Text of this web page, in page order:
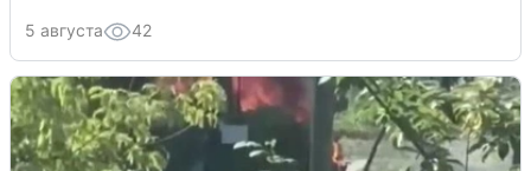
5 августа 42